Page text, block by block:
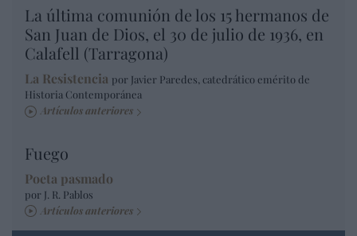
La última comunión de los 15 hermanos de
San Juan de Dios, el 30 de julio de 1936, en
Calafell (Tarragona)
La Resistencia por Javier Paredes, catedrático emérito de
Historia Contemporánea
Artículos anteriores
Fuego
Poeta pasmado
por J. R. Pablos
Artículos anteriores